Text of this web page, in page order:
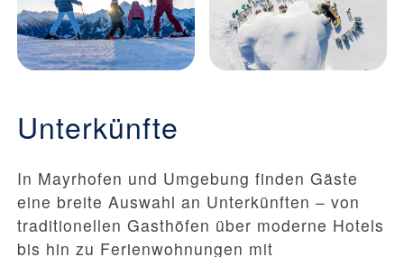
Unterkünfte
In Mayrhofen und Umgebung finden Gäste
eine breite Auswahl an Unterkünften – von
traditionellen Gasthöfen über moderne Hotels
bis hin zu Ferienwohnungen mit